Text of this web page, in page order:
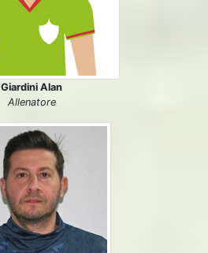
Giardini Alan
Allenatore